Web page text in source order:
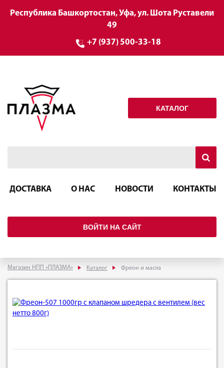
Республика Башкортостан, Уфа, ул. Шота Руставели
49
+7 (937) 500-33-18
КАТАЛОГ
ДОСТАВКА О НАС НОВОСТИ КОНТАКТЫ
ВОЙТИ НА САЙТ
Магазин НПП «ПЛАЗМА» Каталог Фреон и масла